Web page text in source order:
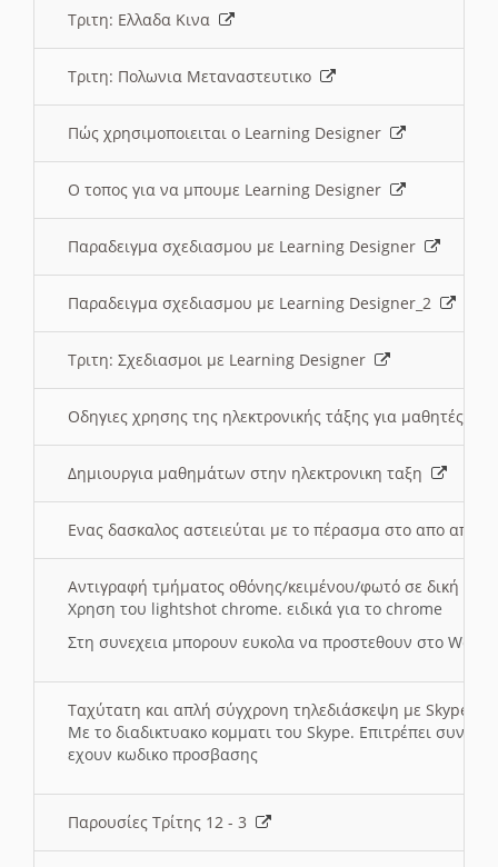
Τριτη: Ελλαδα Κινα
Τριτη: Πολωνια Μεταναστευτικο
Πώς χρησιμοποιειται ο Learning Designer
O τοπος για να μπουμε Learning Designer
Παραδειγμα σχεδιασμου με Learning Designer
Παραδειγμα σχεδιασμου με Learning Designer_2
Τριτη: Σχεδιασμοι με Learning Designer
Οδηγιες χρησης της ηλεκτρονικής τάξης για μαθητές
Δημιουργια μαθημάτων στην ηλεκτρονικη ταξη
Ενας δασκαλος αστειεύται με το πέρασμα στο απο
Αντιγραφή τμήματος οθόνης/κειμένου/φωτό σε δική
Χρηση του lightshot chrome. ειδικά για το chrome
Στη συνεχεια μπορουν ευκολα να προστεθουν στο Word
Ταχύτατη και απλή σύγχρονη τηλεδιάσκεψη με Skype
Με το διαδικτυακο κομματι του Skype. Επιτρέπει
εχουν κωδικο προσβασης
Παρουσίες Τρίτης 12 - 3